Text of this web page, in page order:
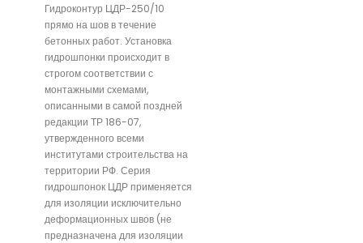
Гидроконтур ЦДР-250/10
прямо на шов в течение
бетонных работ. Установка
гидрошпонки происходит в
строгом соответствии с
монтажными схемами,
описанными в самой поздней
редакции ТР 186-07,
утвержденного всеми
институтами строительства на
территории РФ. Серия
гидрошпонок ЦДР применяется
для изоляции исключительно
деформационных швов (не
предназначена для изоляции